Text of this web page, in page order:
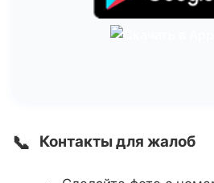
📞 Контакты для жалоб